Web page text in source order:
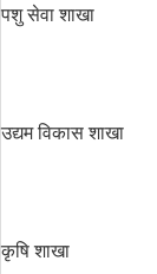
पशु सेवा शाखा
उद्यम विकास शाखा
कृषि शाखा